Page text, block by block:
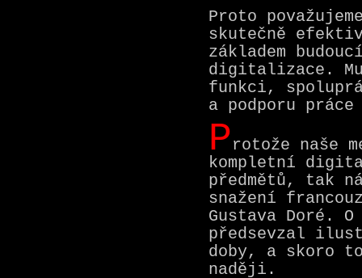
Proto
skutečně
základem
digitalizace.
funkci,
a podporu
Protože naše
kompletní
předmětů, tak
snažení
Gustava Doré.
předsevzal
doby, a skoro
naději.